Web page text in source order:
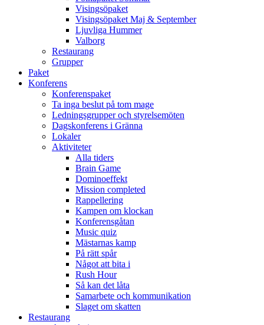
Visingsöpaket
Visingsöpaket Maj & September
Ljuvliga Hummer
Valborg
Restaurang
Grupper
Paket
Konferens
Konferenspaket
Ta inga beslut på tom mage
Ledningsgrupper och styrelsemöten
Dagskonferens i Gränna
Lokaler
Aktiviteter
Alla tiders
Brain Game
Dominoeffekt
Mission completed
Rappellering
Kampen om klockan
Konferensgåtan
Music quiz
Mästarnas kamp
På rätt spår
Något att bita i
Rush Hour
Så kan det låta
Samarbete och kommunikation
Slaget om skatten
Restaurang